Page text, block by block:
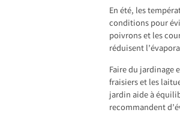
En été, les
conditions pour
poivrons et les
réduisent
Faire du jardinage
fraisiers et les
jardin aide à
recommandent